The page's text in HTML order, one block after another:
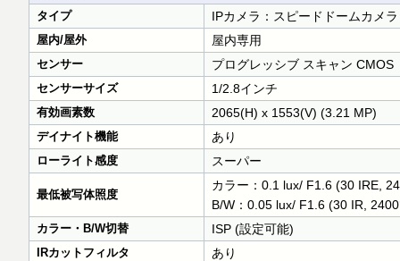
タイプ
IPカメラ：スピードドームカメラ
屋内/屋外 屋内専用
センサー プログレッシブ スキャン CMOS
センサーサイズ 1/2.8インチ
有効画素数 2065(H) x 1553(V) (3.21 MP)
デイナイト機能 あり
ローライト感度 スーパー
最低被写体照度
カラー：0.1 lux/ F1.6 (30 IRE,
B/W：0.05 lux/ F1.6 (30 IR,
カラー・B/W切替 ISP (設定可能)
IRカットフィルタ あり